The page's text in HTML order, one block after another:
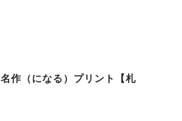
作（になる）プリント【札